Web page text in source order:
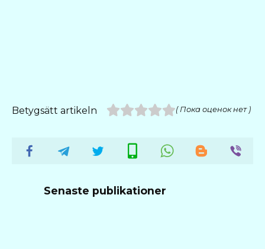
Betygsätt artikeln ( Пока оценок нет )
Senaste publikationer